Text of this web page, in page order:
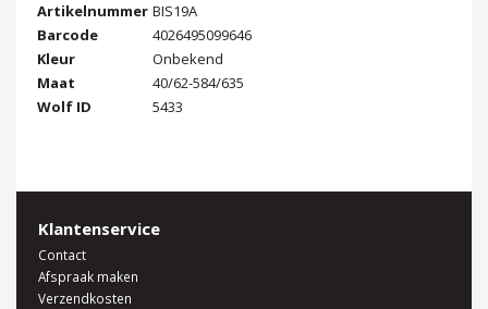
Artikelnummer BIS19A
Barcode
4026495099646
Kleur
Onbekend
Maat
40/62-584/635
Wolf ID
5433
Klantenservice
Contact
Afspraak maken
Verzendkosten